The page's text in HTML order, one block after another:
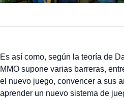
Es así como, según la teoría de
MMO supone varias barreras,
el nuevo juego, convencer a sus
aprender un nuevo sistema de